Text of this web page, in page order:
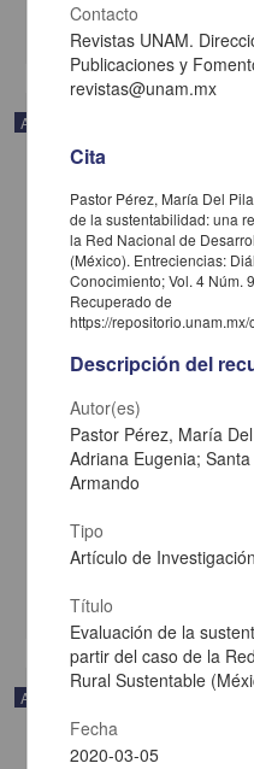
Artículo
El sentido martiano de la palabra
Latina y el Caribe, UNAM
2021-02-03
Multidisciplina
Artículo
Contacto
Revistas UNAM.
Publicaciones y
revistas@unam.mx
Cita
Pastor Pérez, María Del
de la sustentabilidad: una
la Red Nacional de
(México). Entreciencias:
Conocimiento; Vol. 4 Núm.
Recuperado de
https://
Descripción del
Autor(es)
Pastor Pérez, María
Adriana Eugenia;
Armando
Tipo
Artículo de Investigación
Título
Evaluación de la
partir del caso de la
Rural Sustentable
Fecha
2020-03-05